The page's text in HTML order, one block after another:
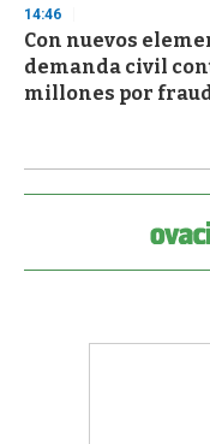
14:46
Con nuevos
demanda civil
millones por